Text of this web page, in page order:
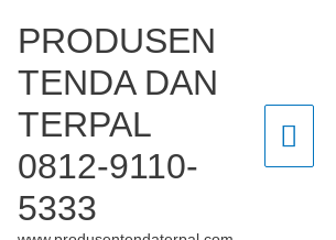
PRODUSEN
TENDA DAN
TERPAL
0812-9110-
5333